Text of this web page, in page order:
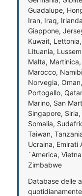
Guadalupe,
Iran, Iraq,
Giappone,
Kuwait,
Lituania,
Malta,
Marocco,
Norvegia,
Portogallo,
Marino, San
Singapore,
Somalia,
Taiwan,
Ucraina, Emirati
´America,
Zimbabwe
Database delle